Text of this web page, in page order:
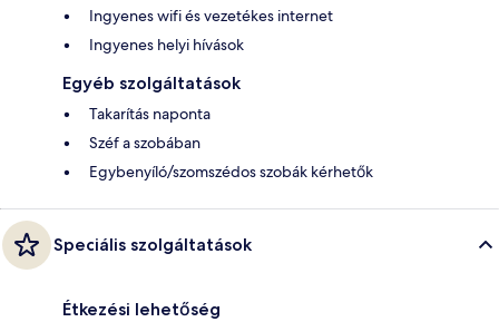
Ingyenes wifi és vezetékes internet
Ingyenes helyi hívások
Egyéb szolgáltatások
Takarítás naponta
Széf a szobában
Egybenyíló/szomszédos szobák kérhetők
Speciális szolgáltatások
Étkezési lehetőség